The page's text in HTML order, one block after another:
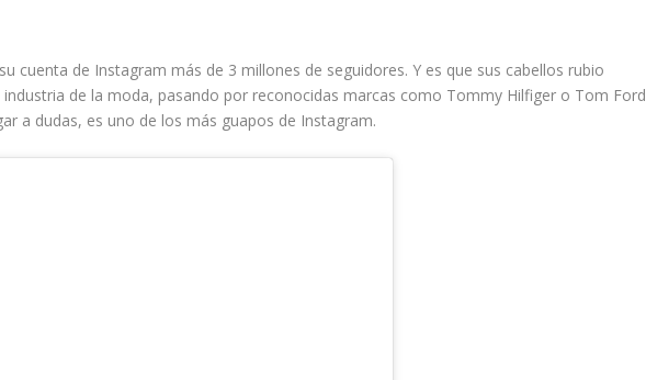
cuenta de Instagram más de 3 millones de seguidores. Y es que sus cabellos rubio
de la moda, pasando por reconocidas marcas como Tommy Hilfiger o Tom Ford
a dudas, es uno de los más guapos de Instagram.